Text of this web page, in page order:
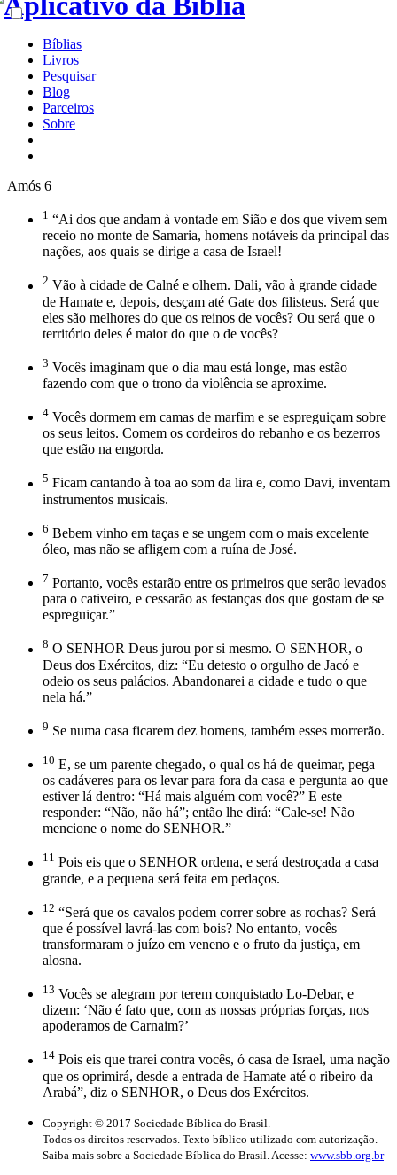
Bíblias
Livros
Pesquisar
Blog
Parceiros
Sobre
Amós 6
1 “Ai dos que andam à vontade em Sião e dos que vivem sem
receio no monte de Samaria, homens notáveis da principal das
nações, aos quais se dirige a casa de Israel!
2 Vão à cidade de Calné e olhem. Dali, vão à grande cidade
de Hamate e, depois, desçam até Gate dos filisteus. Será que
eles são melhores do que os reinos de vocês? Ou será que o
território deles é maior do que o de vocês?
3 Vocês imaginam que o dia mau está longe, mas estão
fazendo com que o trono da violência se aproxime.
4 Vocês dormem em camas de marfim e se espreguiçam sobre
os seus leitos. Comem os cordeiros do rebanho e os bezerros
que estão na engorda.
5 Ficam cantando à toa ao som da lira e, como Davi, inventam
instrumentos musicais.
6 Bebem vinho em taças e se ungem com o mais excelente
óleo, mas não se afligem com a ruína de José.
7 Portanto, vocês estarão entre os primeiros que serão levados
para o cativeiro, e cessarão as festanças dos que gostam de se
espreguiçar.”
8 O SENHOR Deus jurou por si mesmo. O SENHOR, o
Deus dos Exércitos, diz: “Eu detesto o orgulho de Jacó e
odeio os seus palácios. Abandonarei a cidade e tudo o que
nela há.”
9 Se numa casa ficarem dez homens, também esses morrerão.
10 E, se um parente chegado, o qual os há de queimar, pega
os cadáveres para os levar para fora da casa e pergunta ao que
estiver lá dentro: “Há mais alguém com você?” E este
responder: “Não, não há”; então lhe dirá: “Cale-se! Não
mencione o nome do SENHOR.”
11 Pois eis que o SENHOR ordena, e será destroçada a casa
grande, e a pequena será feita em pedaços.
12 “Será que os cavalos podem correr sobre as rochas? Será
que é possível lavrá-las com bois? No entanto, vocês
transformaram o juízo em veneno e o fruto da justiça, em
alosna.
13 Vocês se alegram por terem conquistado Lo-Debar, e
dizem: ‘Não é fato que, com as nossas próprias forças, nos
apoderamos de Carnaim?’
14 Pois eis que trarei contra vocês, ó casa de Israel, uma nação
que os oprimirá, desde a entrada de Hamate até o ribeiro da
Arabá”, diz o SENHOR, o Deus dos Exércitos.
Copyright © 2017 Sociedade Bíblica do Brasil.
Todos os direitos reservados. Texto bíblico utilizado com autorização.
Saiba mais sobre a Sociedade Bíblica do Brasil. Acesse: www.sbb.org.br